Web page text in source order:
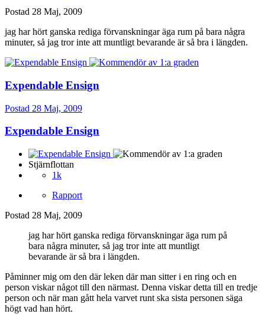
Postad 28 Maj, 2009
jag har hört ganska rediga förvanskningar äga rum på bara några
minuter, så jag tror inte att muntligt bevarande är så bra i längden.
Expendable Ensign
Postad 28 Maj, 2009
Expendable Ensign
Stjärnflottan
1k
Rapport
Postad 28 Maj, 2009
jag har hört ganska rediga förvanskningar äga rum på
bara några minuter, så jag tror inte att muntligt
bevarande är så bra i längden.
Påminner mig om den där leken där man sitter i en ring och en
person viskar något till den närmast. Denna viskar detta till en tredje
person och när man gått hela varvet runt ska sista personen säga
högt vad han hört.